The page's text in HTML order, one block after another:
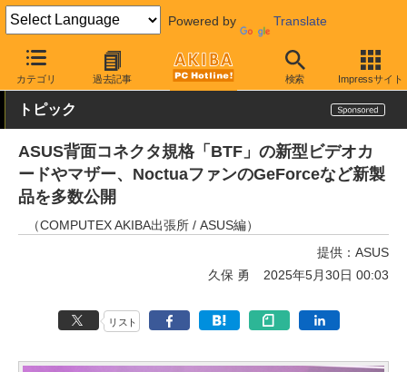
Powered by Translate
カテゴリ 過去記事 検索 Impressサイト
AKIBA PC Hotline! イベント COMPUTEX TAIPEI 2025
トピック
ASUS背面コネクタ規格「BTF」の新型ビデオカ
ードやマザー、NoctuaファンのGeForceなど新製
品を多数公開
（COMPUTEX AKIBA出張所 / ASUS編）
提供：ASUS
久保 勇
2025年5月30日 00:03
リスト